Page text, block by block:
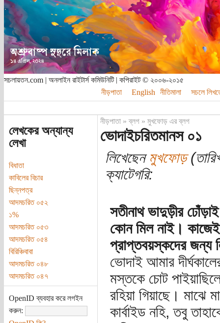
সচলায়তন.com | অনলাইন রাইটার্স কমিউনিটি | কপিরাইট © ২০০৬-২০১৫
নীড়পাতা
English নীতিমালা সচলে
লেখকের অন্যান্য
লেখা
বিধাতা
কাবিলের বিচার
ছিন্নপত্র
আদমচরিত ০৫২
১%
আদমচরিত ০৫৩
আদমচরিত ০৫৪
বিরিঞ্চিবাবা
আদমচরিত ০৪৮
আদমচরিত ০৪৭
OpenID ব্যবহার করে লগইন
করুন:
নীড়পাতা»ব্লগ» মুখফোড় এর ব্লগ
ভোদাইচরিতমানস ০১
লিখেছেনমুখফোড়
ক্যাটেগরি:
সতীনাথ ভাদুড়ীর
কোন মিল নাই। কাজেই
প্রাপ্তবয়স্কদের জন্য
ভোদাই আমার
মস্তকে চোট
রহিয়া গিয়াছে। মাঝে
কার্বাইড নহি, তবু